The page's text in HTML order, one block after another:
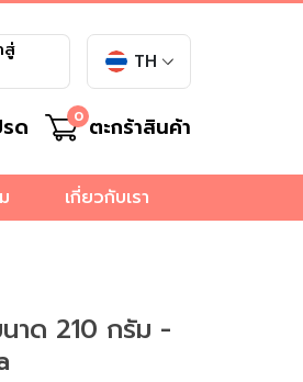
สู่
TH
รด ตะกร้าสินค้า
0
เกี่ยวกับเรา
าด 210 กรัม -